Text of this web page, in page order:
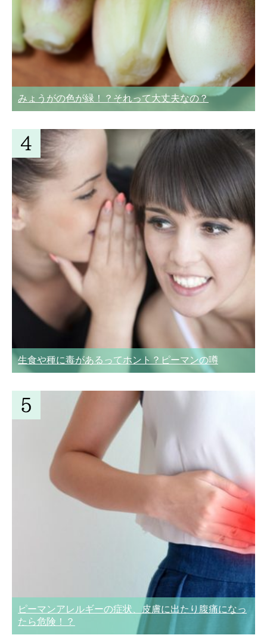
みょうがの色が緑！？それって大丈夫なの？
生食や種に毒があるってホント？ピーマンの噂
ピーマンアレルギーの症状、皮膚に出たり腹痛になっ
たら危険！？